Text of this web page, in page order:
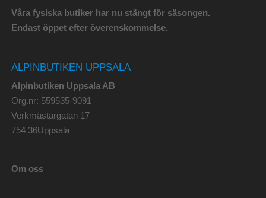
Våra fysiska butiker har nu stängt för säsongen.
Endast öppet efter överenskommelse.
ALPINBUTIKEN UPPSALA
Alpinbutiken Uppsala AB
Org.nr: 559535-9091
Verkmästargatan 17
754 36Uppsala
Om oss